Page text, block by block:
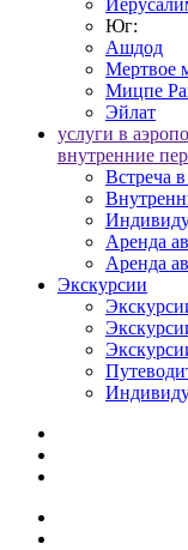
Юг:
Ашдод
Мертвое
Мицпе
Эйлат
услуги в
внутренние
Встреча
Аренда
Аренда
Экскурсии